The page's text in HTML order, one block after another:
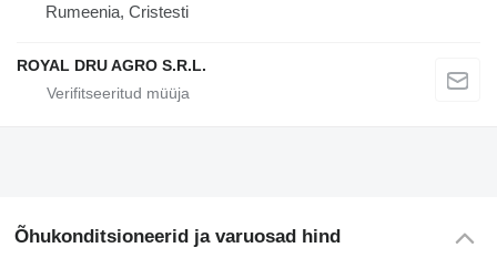
Rumeenia, Cristesti
ROYAL DRU AGRO S.R.L.
Õhukonditsioneerid ja varuosad hind